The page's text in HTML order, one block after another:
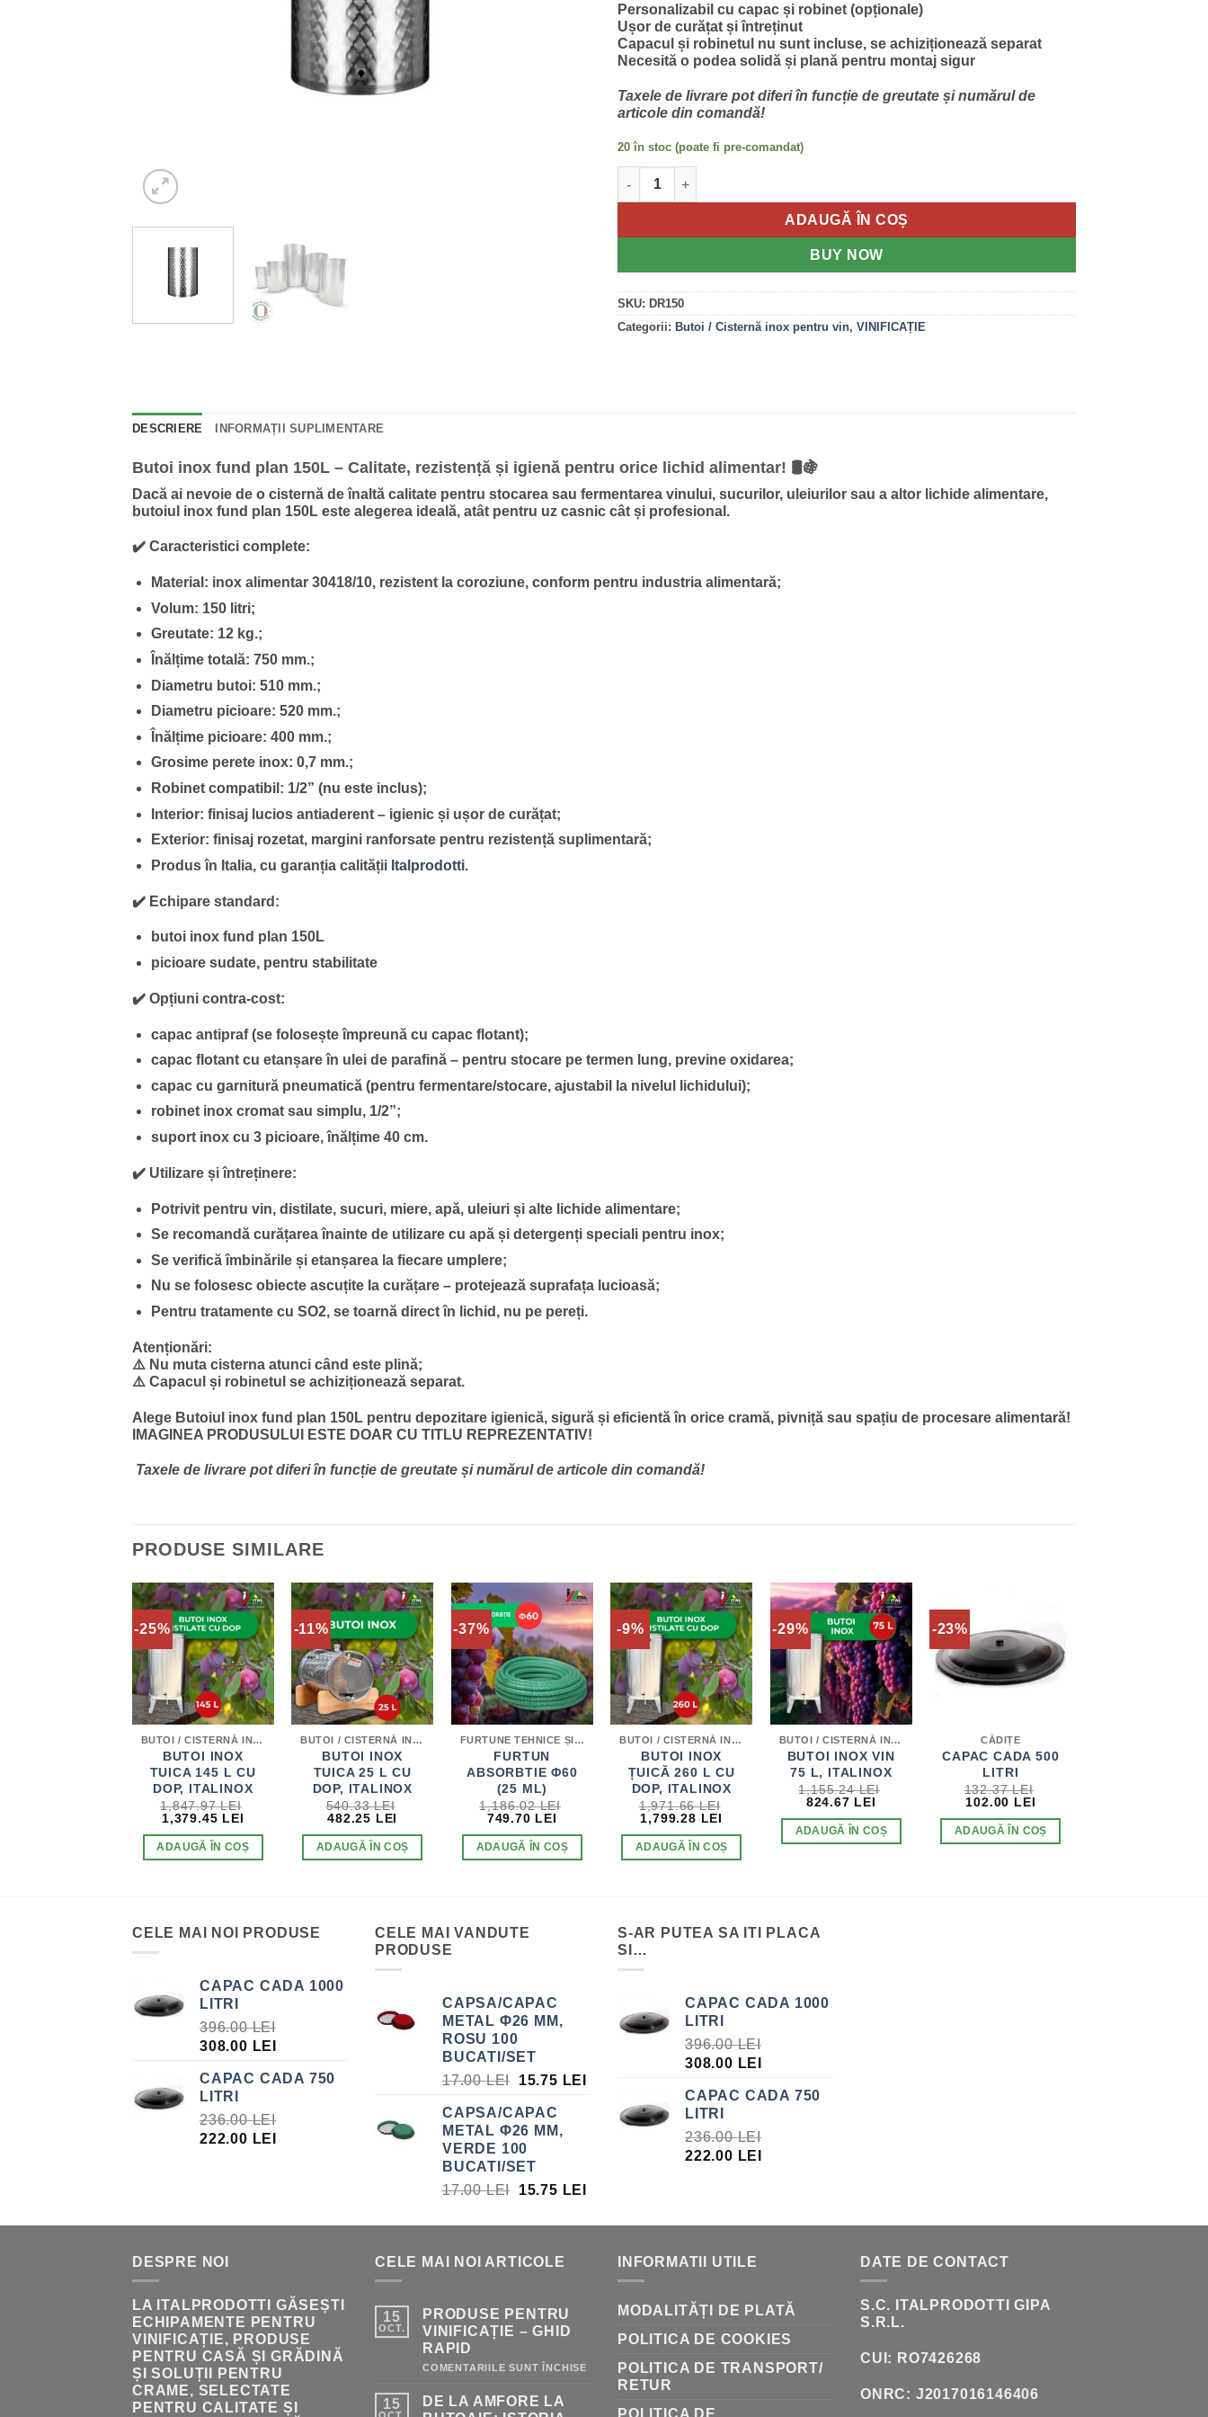
Personalizabil cu capac și robinet (opționale)
Ușor de curățat și întreținut
Capacul și robinetul nu sunt incluse, se achiziționează separat
Necesită o podea solidă și plană pentru montaj sigur
Taxele de livrare pot diferi în funcție de greutate și numărul de
articole din comandă!
20 în stoc (poate fi pre-comandat)
ADAUGĂ ÎN COȘ
BUY NOW
SKU: DR150
Categorii: Butoi / Cisternă inox pentru vin, VINIFICAȚIE
DESCRIERE INFORMAȚII SUPLIMENTARE
Butoi inox fund plan 150L – Calitate, rezistență și igienă pentru orice lichid alimentar! 🛢️🍇
Dacă ai nevoie de o cisternă de înaltă calitate pentru stocarea sau fermentarea vinului, sucurilor, uleiurilor sau a altor lichide alimentare,
butoiul inox fund plan 150L este alegerea ideală, atât pentru uz casnic cât și profesional.
✔️ Caracteristici complete:
Material: inox alimentar 30418/10, rezistent la coroziune, conform pentru industria alimentară;
Volum: 150 litri;
Greutate: 12 kg.;
Înălțime totală: 750 mm.;
Diametru butoi: 510 mm.;
Diametru picioare: 520 mm.;
Înălțime picioare: 400 mm.;
Grosime perete inox: 0,7 mm.;
Robinet compatibil: 1/2” (nu este inclus);
Interior: finisaj lucios antiaderent – igienic și ușor de curățat;
Exterior: finisaj rozetat, margini ranforsate pentru rezistență suplimentară;
Produs în Italia, cu garanția calității Italprodotti.
✔️ Echipare standard:
butoi inox fund plan 150L
picioare sudate, pentru stabilitate
✔️ Opțiuni contra-cost:
capac antipraf (se folosește împreună cu capac flotant);
capac flotant cu etanșare în ulei de parafină – pentru stocare pe termen lung, previne oxidarea;
capac cu garnitură pneumatică (pentru fermentare/stocare, ajustabil la nivelul lichidului);
robinet inox cromat sau simplu, 1/2”;
suport inox cu 3 picioare, înălțime 40 cm.
✔️ Utilizare și întreținere:
Potrivit pentru vin, distilate, sucuri, miere, apă, uleiuri și alte lichide alimentare;
Se recomandă curățarea înainte de utilizare cu apă și detergenți speciali pentru inox;
Se verifică îmbinările și etanșarea la fiecare umplere;
Nu se folosesc obiecte ascuțite la curățare – protejează suprafața lucioasă;
Pentru tratamente cu SO2, se toarnă direct în lichid, nu pe pereți.
Atenționări:
⚠️ Nu muta cisterna atunci când este plină;
⚠️ Capacul și robinetul se achiziționează separat.
Alege Butoiul inox fund plan 150L pentru depozitare igienică, sigură și eficientă în orice cramă, pivniță sau spațiu de procesare alimentară!
IMAGINEA PRODUSULUI ESTE DOAR CU TITLU REPREZENTATIV!
Taxele de livrare pot diferi în funcție de greutate și numărul de articole din comandă!
PRODUSE SIMILARE
-25%
BUTOI / CISTERNĂ INOX PENTRU DISTILATE
BUTOI INOX
TUICA 145 L CU
DOP, ITALINOX
1,847.97LEI
PREȚUL
A
FOST:
1,379.45 LEI
ESTE:
1,379.45 LEI.
ADAUGĂ ÎN COȘ
-11%
BUTOI / CISTERNĂ INOX PENTRU DISTILATE
BUTOI INOX
TUICA 25 L CU
DOP, ITALINOX
540.33LEI
PREȚUL
A
FOST:
482.25 LEI
ESTE:
482.25 LEI.
ADAUGĂ ÎN COȘ
-37%
FURTUNE TEHNICE ȘI ALIMENTARE
FURTUN
ABSORBTIE Φ60
(25 ML)
1,186.02LEI
PREȚUL
A
FOST:
749.70 LEI
ESTE:
749.70 LEI.
ADAUGĂ ÎN COȘ
-9%
BUTOI / CISTERNĂ INOX PENTRU DISTILATE
BUTOI INOX
ȚUICĂ 260 L CU
DOP, ITALINOX
1,971.66LEI
PREȚUL
A
FOST:
1,799.28 LEI
ESTE:
1,799.28 LEI.
ADAUGĂ ÎN COȘ
-29%
BUTOI / CISTERNĂ INOX PENTRU VIN
BUTOI INOX VIN
75 L, ITALINOX
1,155.24LEI
PREȚUL
A
FOST:
824.67 LEI
ESTE:
824.67 LEI.
ADAUGĂ ÎN COȘ
-23%
CĂDIȚE
CAPAC CADA 500
LITRI
132.37LEI
PREȚUL
A
FOST:
102.00 LEI
ESTE:
102.00 LEI.
ADAUGĂ ÎN COȘ
1,264.85 LEI.
CELE MAI NOI PRODUSE
CAPAC CADA 1000
LITRI
396.00LEI
PREȚUL
A
FOST:
396.00 LEI.
308.00 LEI
ESTE:
CAPAC CADA 750
LITRI
236.00LEI
PREȚUL
222.00 LEI
CELE MAI VANDUTE
PRODUSE
CAPSA/CAPAC
METAL Φ26 MM,
ROSU 100
BUCATI/SET
17.00LEI
PREȚUL
A
FOST:
17.00 LEI.
15.75 LEI
ESTE:
CAPSA/CAPAC
METAL Φ26 MM,
VERDE 100
BUCATI/SET
17.00LEI
PREȚUL
A
17.00 LEI.
15.75 LEI
ESTE:
S-AR PUTEA SA ITI PLACA
SI…
CAPAC CADA 1000
LITRI
396.00LEI
PREȚUL
A
FOST:
396.00 LEI.
308.00 LEI
ESTE:
CAPAC CADA 750
LITRI
236.00LEI
PREȚUL
236.00 LEI.
222.00 LEI
DESPRE NOI
LA ITALPRODOTTI GĂSEȘTI
ECHIPAMENTE PENTRU
VINIFICAȚIE, PRODUSE
PENTRU CASĂ ȘI GRĂDINĂ
ȘI SOLUȚII PENTRU
CRAME, SELECTATE
PENTRU CALITATE ȘI
CELE MAI NOI ARTICOLE
15
OCT.
PRODUSE PENTRU
VINIFICAȚIE – GHID
RAPID
COMENTARIILE SUNT ÎNCHISE PENTRU
PRODUSE
PENTRU
15
DE LA AMFORE LA
INFORMATII UTILE
MODALITĂȚI DE PLATĂ
POLITICA DE COOKIES
POLITICA DE TRANSPORT/
RETUR
DATE DE CONTACT
S.C. ITALPRODOTTI GIPA
S.R.L.
CUI: RO7426268
ONRC: J2017016146406